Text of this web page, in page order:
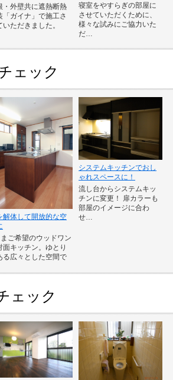
・外壁共に遮熱断熱
「ガイナ」で施工さ
いただきました。
寝室をやすらぎの部屋に
させていただくために、
様々な試みにご協力いた
だ…
ェック
解体して開放的な空
ご希望のウッドワン
面キッチン。ゆとり
る広々とした空間で
システムキッチンでおし
ゃれスペースに！
流し台からシステムキッ
チンに変更！ 扉カラーも
部屋のイメージに合わ
せ…
ェック